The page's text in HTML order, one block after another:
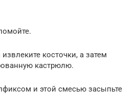
косточки, а затем
кастрюлю.
и этой смесью засыпьте